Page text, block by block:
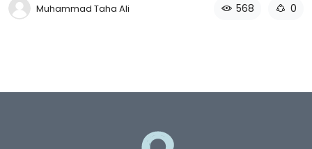
Muhammad Taha Ali 568 0